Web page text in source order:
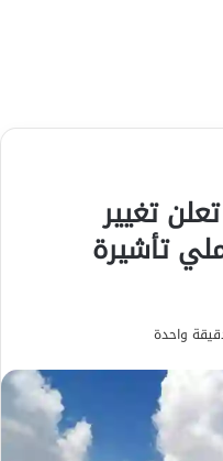
تغيير
تأشيرة
واحدة